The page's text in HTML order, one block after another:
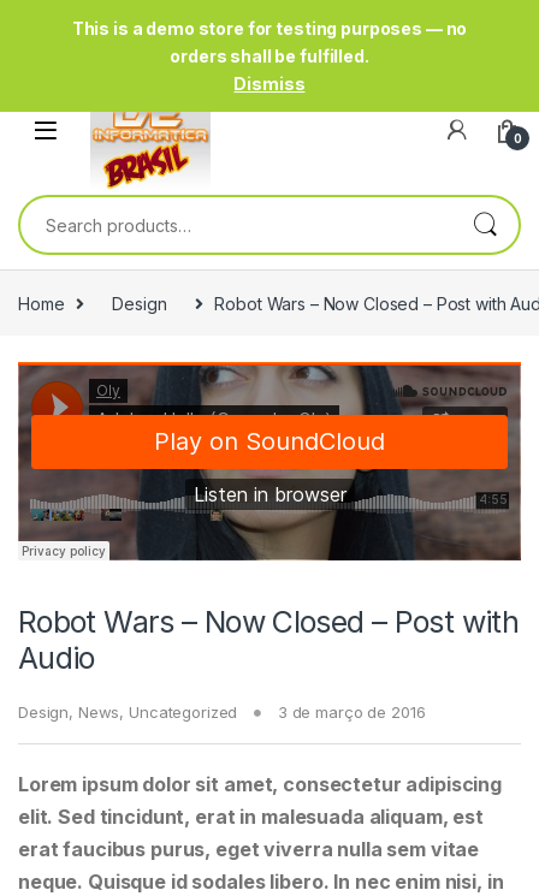
0
Search for:
Home Design Robot Wars – Now Closed – Post with
Robot Wars – Now Closed – Post with
Audio
Design, News, Uncategorized 3 de março de 2016
Lorem ipsum dolor sit amet, consectetur adipiscing
elit. Sed tincidunt, erat in malesuada aliquam, est
erat faucibus purus, eget viverra nulla sem vitae
neque. Quisque id sodales libero. In nec enim nisi, in
This is a demo store for testing purposes — no
orders shall be fulfilled.
Dismiss